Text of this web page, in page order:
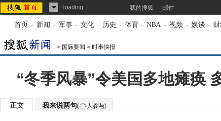
loading... 我的搜狐 邮件
首页 - 新闻 - 军事 - 文化 - 历史 - 体育 - NBA - 视频 - 娱谈 -
> 国际要闻 > 时事快报
“冬季风暴”令美国多地瘫痪
正文 我来说两句( 人参与)